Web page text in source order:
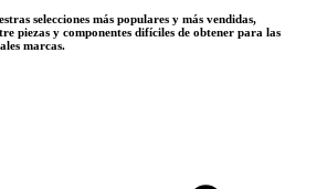
selecciones más populares y más vendidas,
piezas y componentes difíciles de obtener para las
marcas.